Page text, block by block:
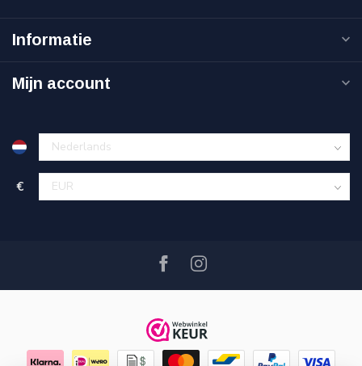
Informatie
Mijn account
€